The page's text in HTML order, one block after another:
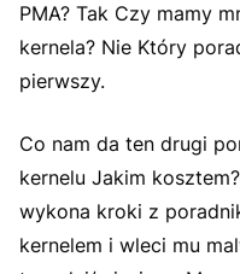
PMA? Tak Czy mamy
kernela? Nie Który
pierwszy.
Co nam da ten drugi
kernelu Jakim
wykona kroki z
kernelem i wleci mu